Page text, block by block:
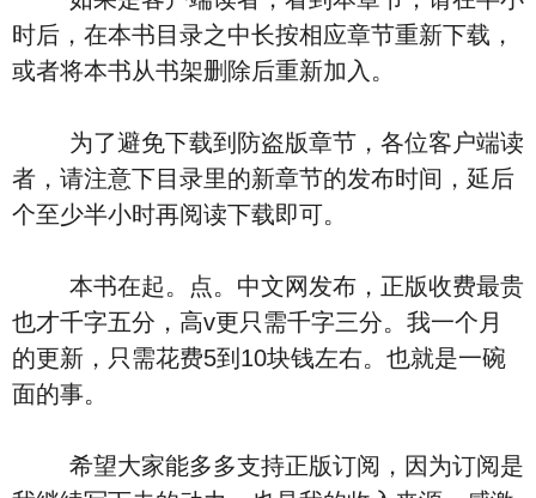
时后，在本书目录之中长按相应章节重新下载，
或者将本书从书架删除后重新加入。
为了避免下载到防盗版章节，各位客户端读
者，请注意下目录里的新章节的发布时间，延后
个至少半小时再阅读下载即可。
本书在起。点。中文网发布，正版收费最贵
也才千字五分，高v更只需千字三分。我一个月
的更新，只需花费5到10块钱左右。也就是一碗
面的事。
希望大家能多多支持正版订阅，因为订阅是